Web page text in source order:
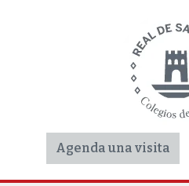
Agenda una visita